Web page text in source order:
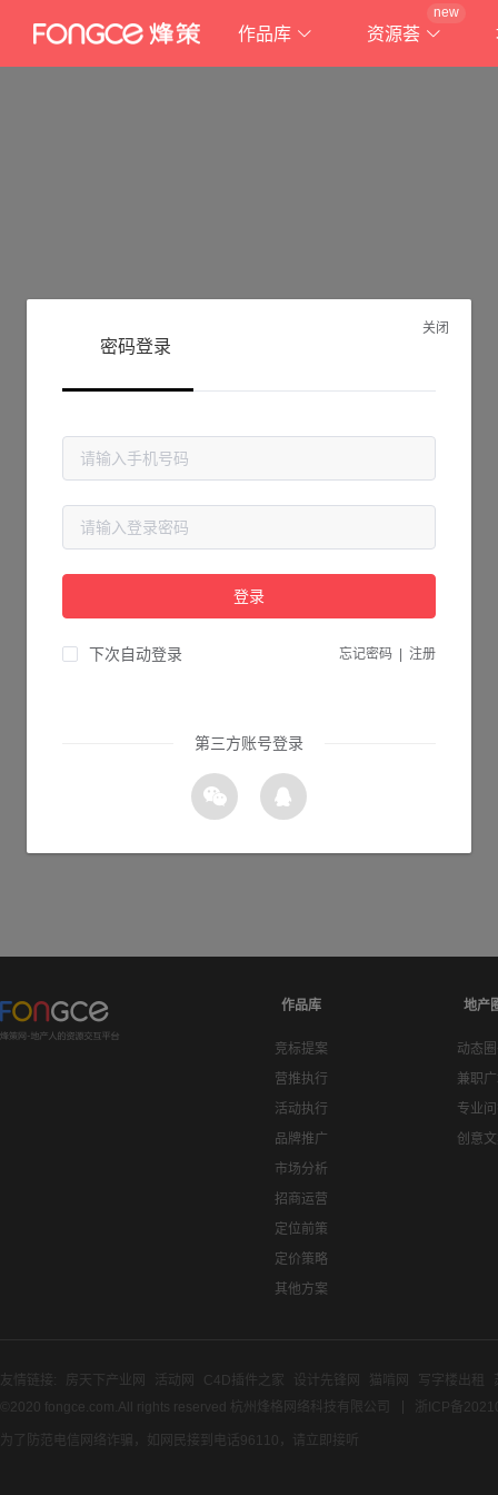
作品库 资源荟
new
抱歉!
请检查您输入的网址是否正确，或点击下面的按钮返回首页。
作品库
竞标提案
营推执行
活动执行
品牌推广
市场分析
招商运营
定位前策
定价策略
其他方案
地产
动态
兼职
专业
创意
友情链接: 房天下产业网 活动网 C4D插件之家 设计先锋网 猫啃网 写字楼出租
©2020 fongce.com.All rights reserved 杭州烽格网络科技有限公司
浙ICP备
为了防范电信网络诈骗，如网民接到电话96110，请立即接听
关闭
密码登录
登录
下次自动登录 忘记密码 注册
第三方账号登录